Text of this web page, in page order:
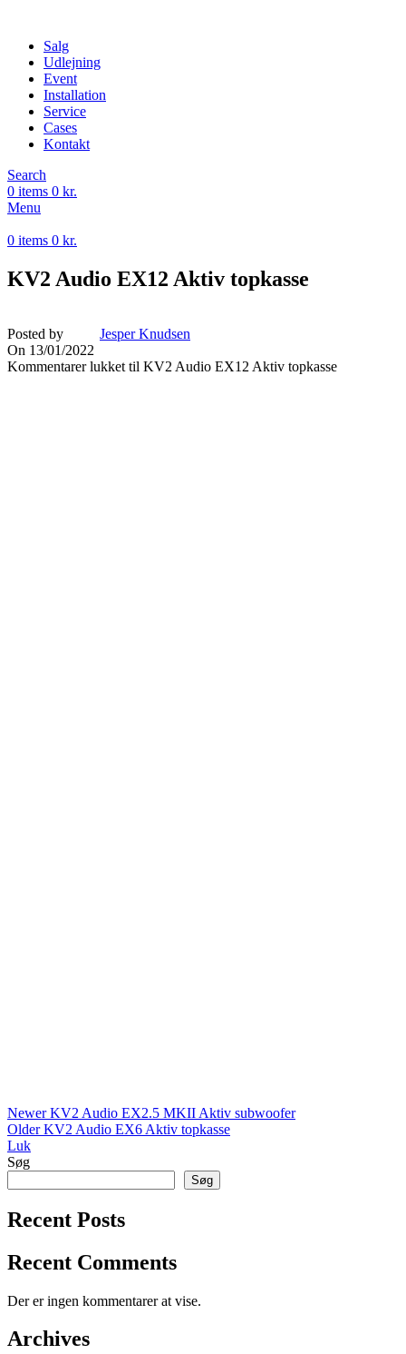
Salg
Udlejning
Event
Installation
Service
Cases
Kontakt
Search
0 items 0 kr.
Menu
0 items 0 kr.
KV2 Audio EX12 Aktiv topkasse
Posted by
Jesper Knudsen
On 13/01/2022
Kommentarer lukket til KV2 Audio EX12 Aktiv topkasse
Newer KV2 Audio EX2.5 MKII Aktiv subwoofer
Older KV2 Audio EX6 Aktiv topkasse
Luk
Søg
Søg
Recent Posts
Recent Comments
Der er ingen kommentarer at vise.
Archives